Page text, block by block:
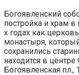
Богоявленский
постройка и храм
х годах как
монастыря,
сохранились
находится в
Богоявленская пл.,